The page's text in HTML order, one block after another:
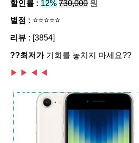
할인률 : 12% 730,000 원
별점 : ⭐⭐⭐⭐⭐
리뷰 : [3854]
??최저가 기회를 놓치지 마세요??
▶ ▶ ◀ ◀